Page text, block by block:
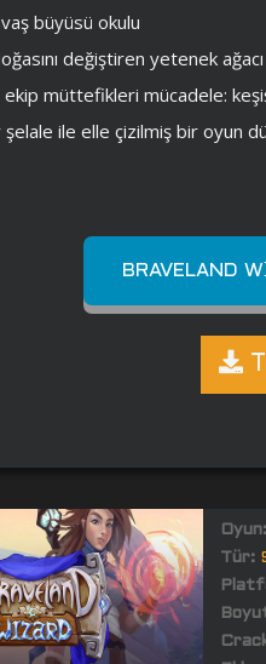
büyüsü okulu
değiştiren yetenek ağacı
ekip müttefikleri mücadele:
ile elle çizilmiş bir oyun
BRAVELAND
Oyun:
Tür: